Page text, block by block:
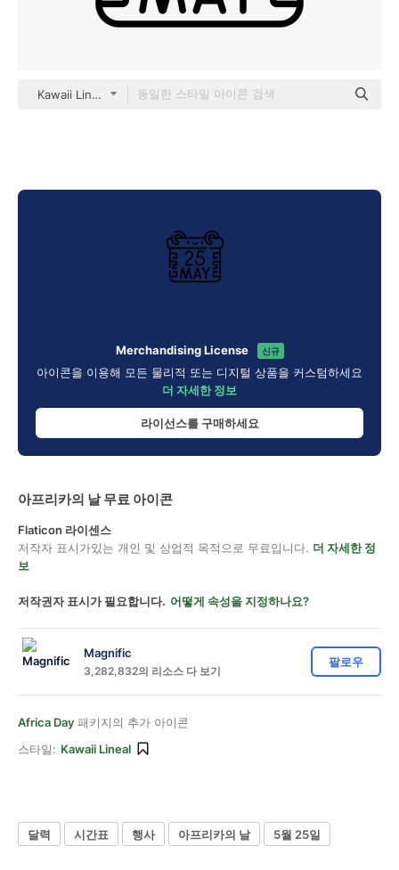
Kawaii Lineal
Merchandising License 신규
아이콘을 이용해 모든 물리적 또는 디지털 상품을 커스텀하세요
더 자세한 정보
라이선스를 구매하세요
아프리카의 날 무료 아이콘
Flaticon 라이센스
저작자 표시가있는 개인 및 상업적 목적으로 무료입니다. 더 자세한 정
보
저작권자 표시가 필요합니다. 어떻게 속성을 지정하나요?
Magnific
3,282,832의 리소스 다 보기
팔로우
Africa Day 패키지의 추가 아이콘
스타일: Kawaii Lineal
달력 시간표 행사 아프리카의 날 5월 25일